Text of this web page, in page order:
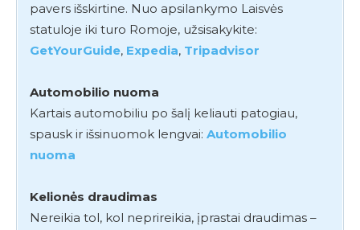
pavers išskirtine. Nuo apsilankymo Laisvės
statuloje iki turo Romoje, užsisakykite:
GetYourGuide, Expedia, Tripadvisor
Automobilio nuoma
Kartais automobiliu po šalį keliauti patogiau,
spausk ir išsinuomok lengvai: Automobilio
nuoma
Kelionės draudimas
Nereikia tol, kol neprireikia, įprastai draudimas –